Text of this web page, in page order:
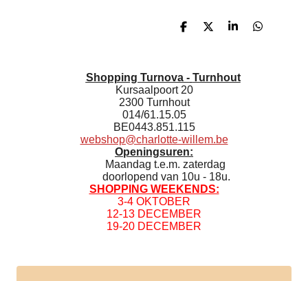
D
n
D
S
e
D
Shopping Turnova - Turnhout
Kursaalpoort 20
2300 Turnhout
014/61.15.05
BE0443.851.115
webshop@charlotte-willem.be
Openingsuren:
Maandag t.e.m. zaterdag
doorlopend van 10u - 18u.
SHOPPING WEEKENDS:
3-4 OKTOBER
12-13 DECEMBER
19-20 DECEMBER